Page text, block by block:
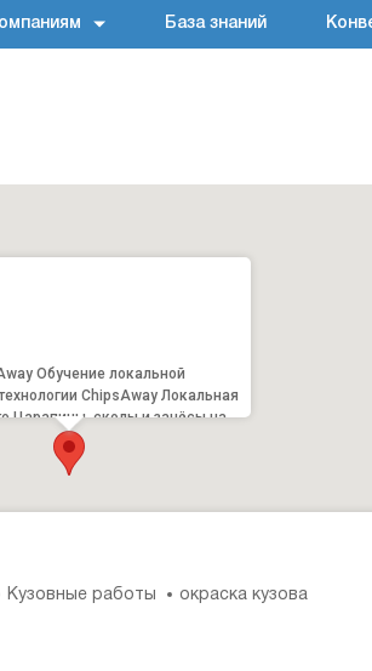
База знаний
ChipsAway Локальная
Царапины, сколы и зачёсы на
кузове автомобиля Ку...
Кузовные работы окраска кузова